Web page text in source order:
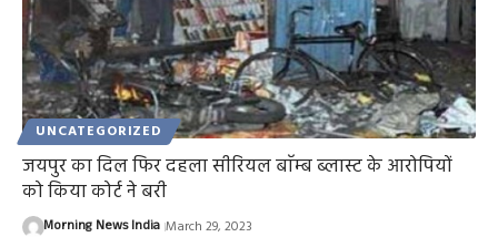
UNCATEGORIZED
जयपुर का दिल फिर दहला सीरियल बाॅम्ब ब्लास्ट के आरोपियों
को किया कोर्ट ने बरी
Morning News India March 29, 2023